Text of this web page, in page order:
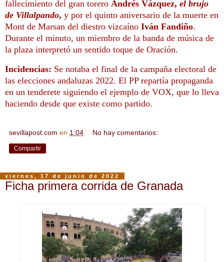
fallecimiento del gran torero Andrés Vázquez, el brujo
de Villalpando, y por el quinto aniversario de la muerte en
Mont de Marsan del diestro vizcaíno Iván Fandiño.
Durante el minuto, un miembro de la banda de música de
la plaza interpretó un sentido toque de Oración.
Incidencias: Se notaba el final de la campaña electoral de
las elecciones andaluzas 2022. El PP repartía propaganda
en un tenderete siguiendo el ejemplo de VOX, que lo lleva
haciendo desde que existe como partido.
sevillapost.com en 1:04 No hay comentarios:
Compartir
viernes, 17 de junio de 2022
Ficha primera corrida de Granada